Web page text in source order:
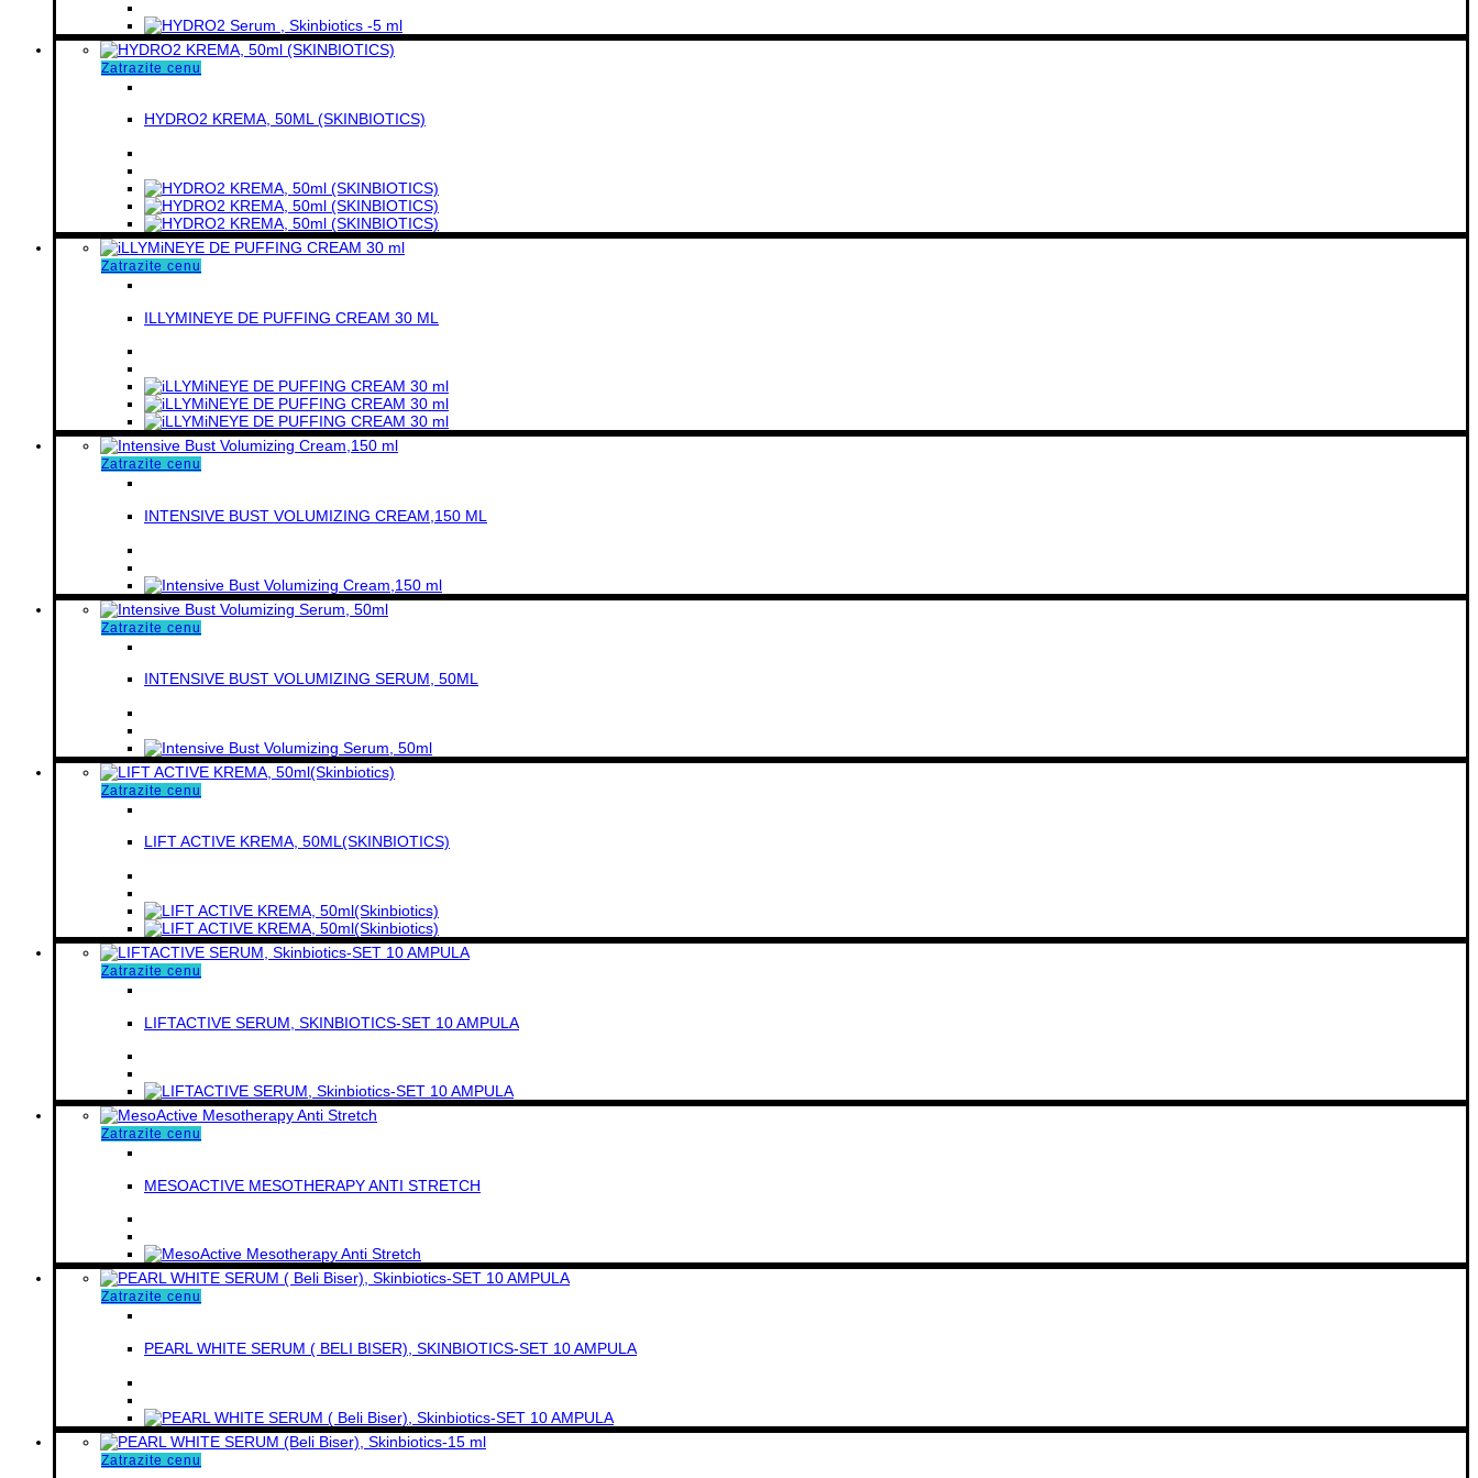
Zatrazite cenu
HYDRO2 KREMA, 50ML (SKINBIOTICS)
Zatrazite cenu
ILLYMINEYE DE PUFFING CREAM 30 ML
Zatrazite cenu
INTENSIVE BUST VOLUMIZING CREAM,150 ML
Zatrazite cenu
INTENSIVE BUST VOLUMIZING SERUM, 50ML
Zatrazite cenu
LIFT ACTIVE KREMA, 50ML(SKINBIOTICS)
Zatrazite cenu
LIFTACTIVE SERUM, SKINBIOTICS-SET 10 AMPULA
Zatrazite cenu
MESOACTIVE MESOTHERAPY ANTI STRETCH
Zatrazite cenu
PEARL WHITE SERUM ( BELI BISER), SKINBIOTICS-SET 10 AMPULA
Zatrazite cenu